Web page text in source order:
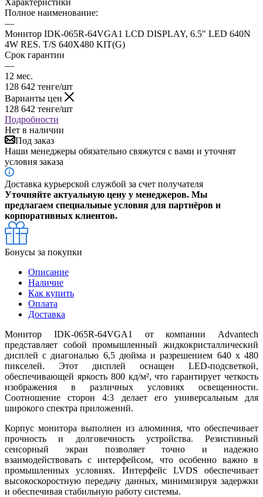
Полное наименование:
—
Монитор IDK-065R-64VGA1 LCD DISPLAY, 6.5" LED 640N
4W RES. T/S 640X480 KIT(G)
Срок гарантии
—
12 мес.
128 642 тенге/шт
Варианты цен
128 642 тенге/шт
Подробности
Нет в наличии
Под заказ
Наши менеджеры обязательно свяжутся с вами и уточнят
условия заказа
Доставка курьерской службой за счет получателя
Уточняйте актуальную цену у менеджеров. Мы
предлагаем специальные условия для партнёров и
корпоративных клиентов.
Бонусы за покупки
Описание
Наличие
Как купить
Оплата
Доставка
Монитор IDK-065R-64VGA1 от компании Advantech
представляет собой промышленный жидкокристаллический
дисплей с диагональю 6,5 дюйма и разрешением 640 x 480
пикселей. Этот дисплей оснащен LED-подсветкой,
обеспечивающей яркость 800 кд/м², что гарантирует четкость
изображения в различных условиях освещенности.
Соотношение сторон 4:3 делает его универсальным для
широкого спектра приложений.
Корпус монитора выполнен из алюминия, что обеспечивает
прочность и долговечность устройства. Резистивный
сенсорный экран позволяет точно и надежно
взаимодействовать с интерфейсом, что особенно важно в
промышленных условиях. Интерфейс LVDS обеспечивает
высокоскоростную передачу данных, минимизируя задержки
и обеспечивая стабильную работу системы.